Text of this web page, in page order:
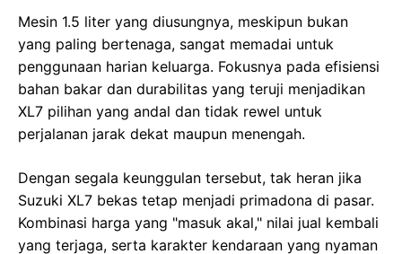
Mesin 1.5 liter yang diusungnya, meskipun bukan
yang paling bertenaga, sangat memadai untuk
penggunaan harian keluarga. Fokusnya pada efisiensi
bahan bakar dan durabilitas yang teruji menjadikan
XL7 pilihan yang andal dan tidak rewel untuk
perjalanan jarak dekat maupun menengah.
Dengan segala keunggulan tersebut, tak heran jika
Suzuki XL7 bekas tetap menjadi primadona di pasar.
Kombinasi harga yang "masuk akal," nilai jual kembali
yang terjaga, serta karakter kendaraan yang nyaman